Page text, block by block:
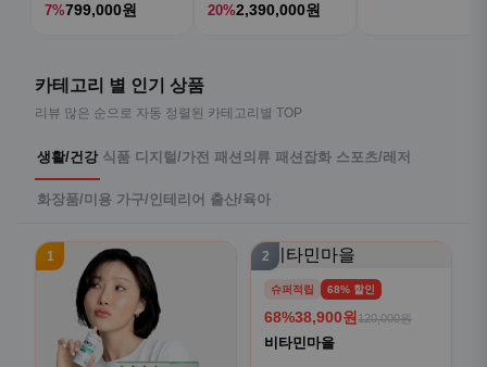
7%799,000원 20%2,390,000원
카테고리 별 인기 상품
리뷰 많은 순으로 자동 정렬된 카테고리별 TOP
생활/건강 식품 디지털/가전 패션의류 패션잡화 스포츠/레저
화장품/미용 가구/인테리어 출산/육아
1 2
슈퍼적립 68% 할인
68%38,900원 120,000원
비타민마을